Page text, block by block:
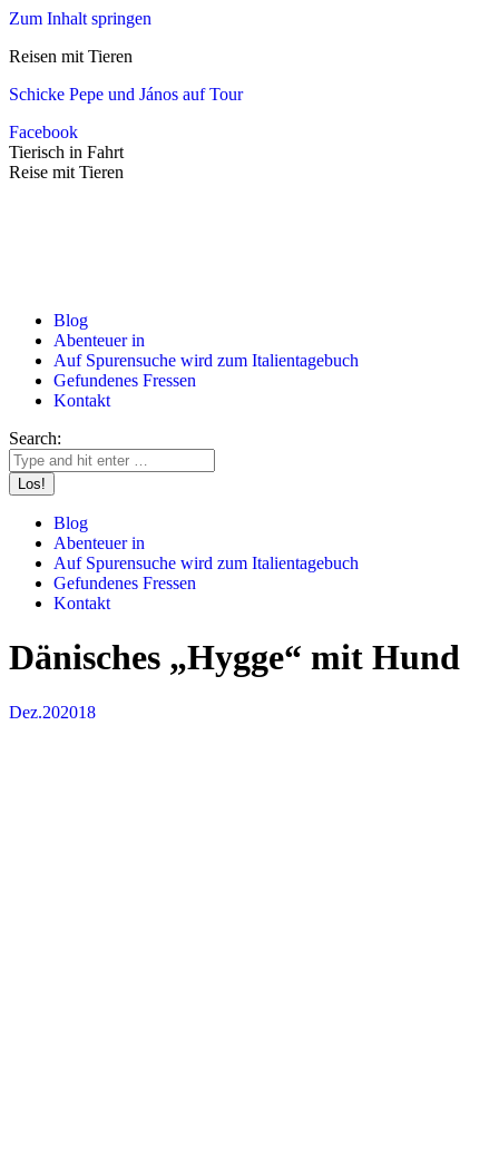
Zum Inhalt springen
Reisen mit Tieren
Schicke Pepe und János auf Tour
Facebook
Tierisch in Fahrt
Reise mit Tieren
Blog
Abenteuer in
Auf Spurensuche wird zum Italientagebuch
Gefundenes Fressen
Kontakt
Search:
Blog
Abenteuer in
Auf Spurensuche wird zum Italientagebuch
Gefundenes Fressen
Kontakt
Dänisches „Hygge“ mit Hund
Dez.202018